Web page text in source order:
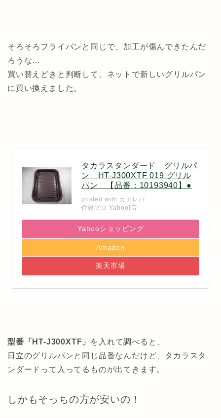
そろそろフライパンと同じで、加工が傷んできたんだ
ろうな…
買い替えどきと判断して、ネットで新しいグリルパン
に買い換えました。
タカラスタンダード グリルパ
ン HT-J300XTF 019 グリル
パン 【品番：10193940】●
posted with カエレバ
住設プロ Yahoo!店
Yahooショッピング
Amazon
楽天市場
型番「HT-J300XTF」
を入れて調べると、
日立のグリルパンと同じ品番なんだけど、タカラスタ
ンダードって入ってるものが出てきます。
しかもそっちの方が安いの！